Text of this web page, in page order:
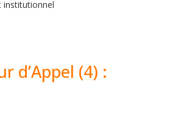
institutionnel
d’Appel (4) :